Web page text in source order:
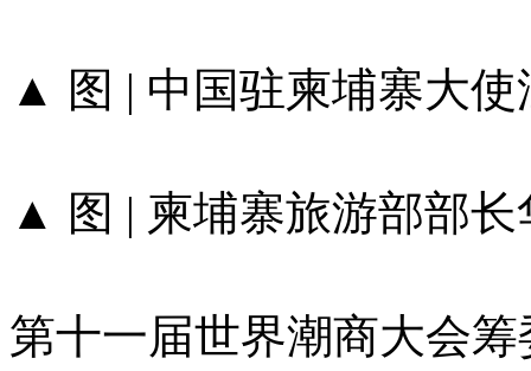
▲ 图 | 中国驻柬埔寨大使
▲ 图 | 柬埔寨旅游部部长
第十一届世界潮商大会